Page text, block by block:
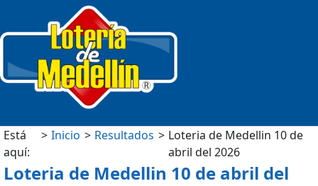
Está
aquí:
Inicio Resultados
Loteria de Medellin 10 de
abril del 2026
Loteria de Medellin 10 de abril del